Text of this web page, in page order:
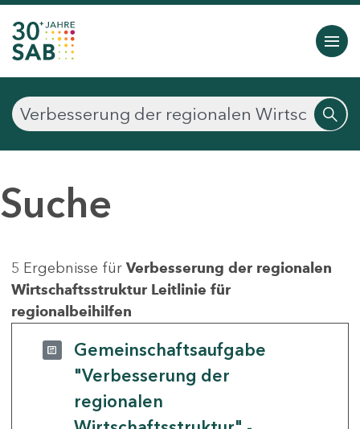
Suche
5 Ergebnisse für Verbesserung der regionalen
Wirtschaftsstruktur Leitlinie für
regionalbeihilfen
Gemeinschaftsaufgabe
"Verbesserung der
regionalen